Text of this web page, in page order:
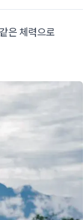
은 체력으로